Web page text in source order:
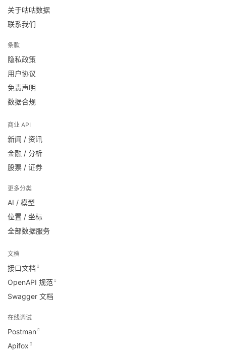
关于咕咕数据
联系我们
条款
隐私政策
用户协议
免责声明
数据合规
商业 API
新闻 / 资讯
金融 / 分析
股票 / 证券
更多分类
AI / 模型
位置 / 坐标
全部数据服务
文档
接口文档
OpenAPI 规范
Swagger 文档
在线调试
Postman
Apifox